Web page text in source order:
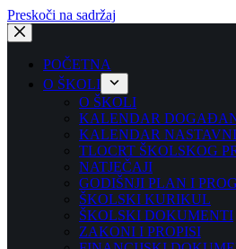
Preskoči na sadržaj
POČETNA
O ŠKOLI
O ŠKOLI
KALENDAR
KALENDAR
TLOCRT ŠKOLSKOG
NATJEČAJI
GODIŠNJI PLAN I
ŠKOLSKI KURIKUL
ŠKOLSKI DOKUMENTI
ZAKONI I PROPISI